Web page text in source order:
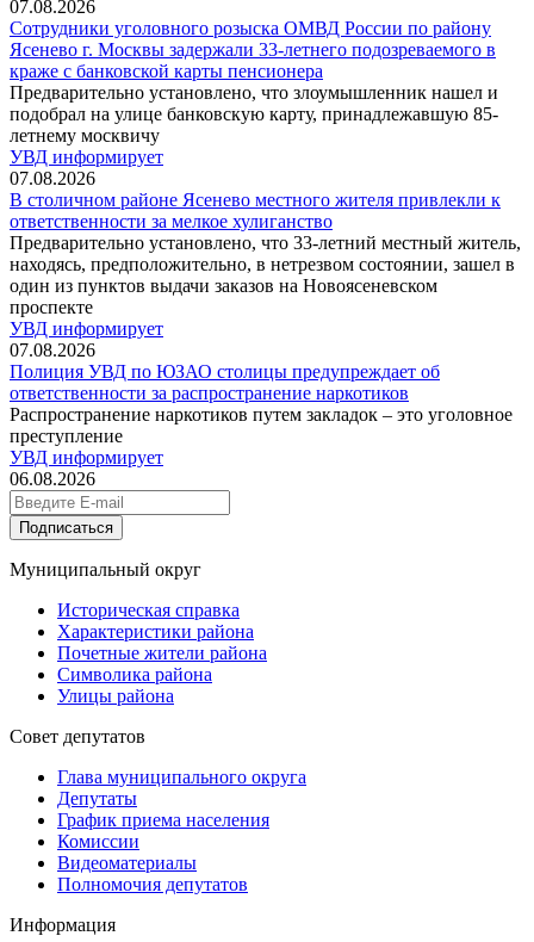
07.08.2026
Сотрудники уголовного розыска ОМВД России по району
Ясенево г. Москвы задержали 33-летнего подозреваемого в
краже с банковской карты пенсионера
Предварительно установлено, что злоумышленник нашел и
подобрал на улице банковскую карту, принадлежавшую 85-
летнему москвичу
УВД информирует
07.08.2026
В столичном районе Ясенево местного жителя привлекли к
ответственности за мелкое хулиганство
Предварительно установлено, что 33-летний местный житель,
находясь, предположительно, в нетрезвом состоянии, зашел в
один из пунктов выдачи заказов на Новоясеневском
проспекте
УВД информирует
07.08.2026
Полиция УВД по ЮЗАО столицы предупреждает об
ответственности за распространение наркотиков
Распространение наркотиков путем закладок – это уголовное
преступление
УВД информирует
06.08.2026
Подписаться
Муниципальный округ
Историческая справка
Характеристики района
Почетные жители района
Символика района
Улицы района
Совет депутатов
Глава муниципального округа
Депутаты
График приема населения
Комиссии
Видеоматериалы
Полномочия депутатов
Информация